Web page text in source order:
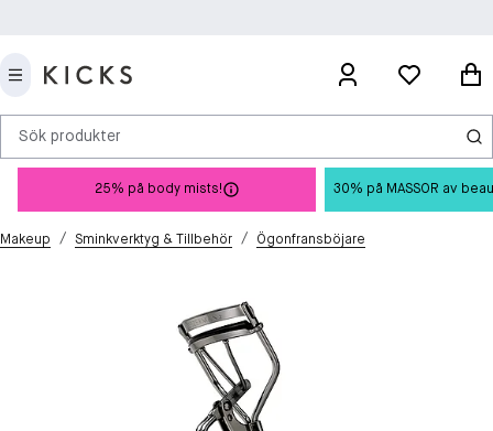
Sök produkter
25% på body mists! 30% på MASSOR av
Makeup / Sminkverktyg & Tillbehör / Ögonfransböjare